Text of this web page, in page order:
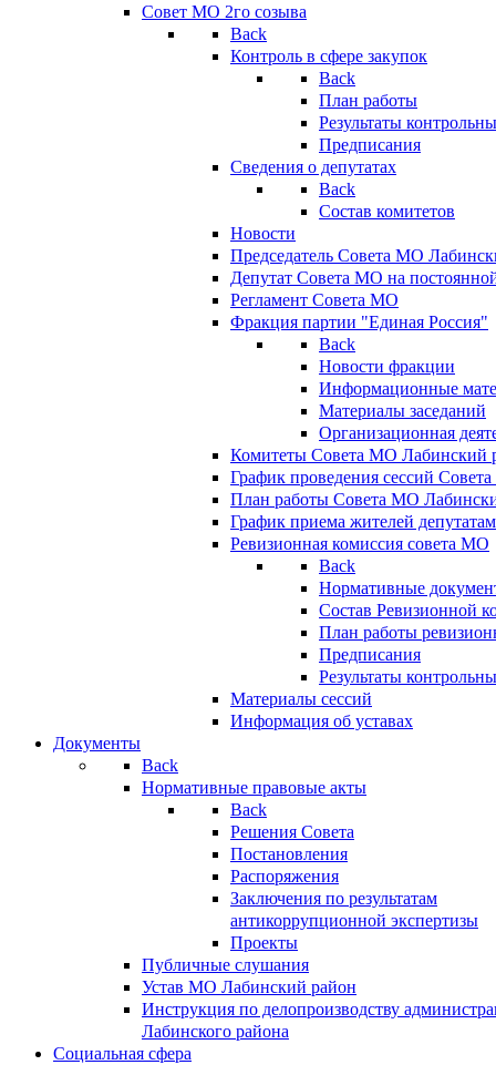
Совет МО 2го созыва
Back
Контроль в сфере закупок
Back
План работы
Результаты
Предписания
Сведения о депутатах
Back
Состав комитетов
Новости
Председатель Совета МО
Депутат Совета МО на
Регламент Совета МО
Фракция партии "Единая Россия"
Back
Новости фракции
Информационные
Материалы заседаний
Организационная
Комитеты Совета МО Лабинский
График проведения сессий
План работы Совета МО
График приема жителей
Ревизионная комиссия совета МО
Back
Нормативные
Состав Ревизионной
План работы
Предписания
Результаты
Материалы сессий
Информация об уставах
Документы
Back
Нормативные правовые акты
Back
Решения Совета
Постановления
Распоряжения
Заключения по результатам
антикоррупционной экспертизы
Проекты
Публичные слушания
Устав МО Лабинский район
Инструкция по делопроизводству
Лабинского района
Социальная сфера